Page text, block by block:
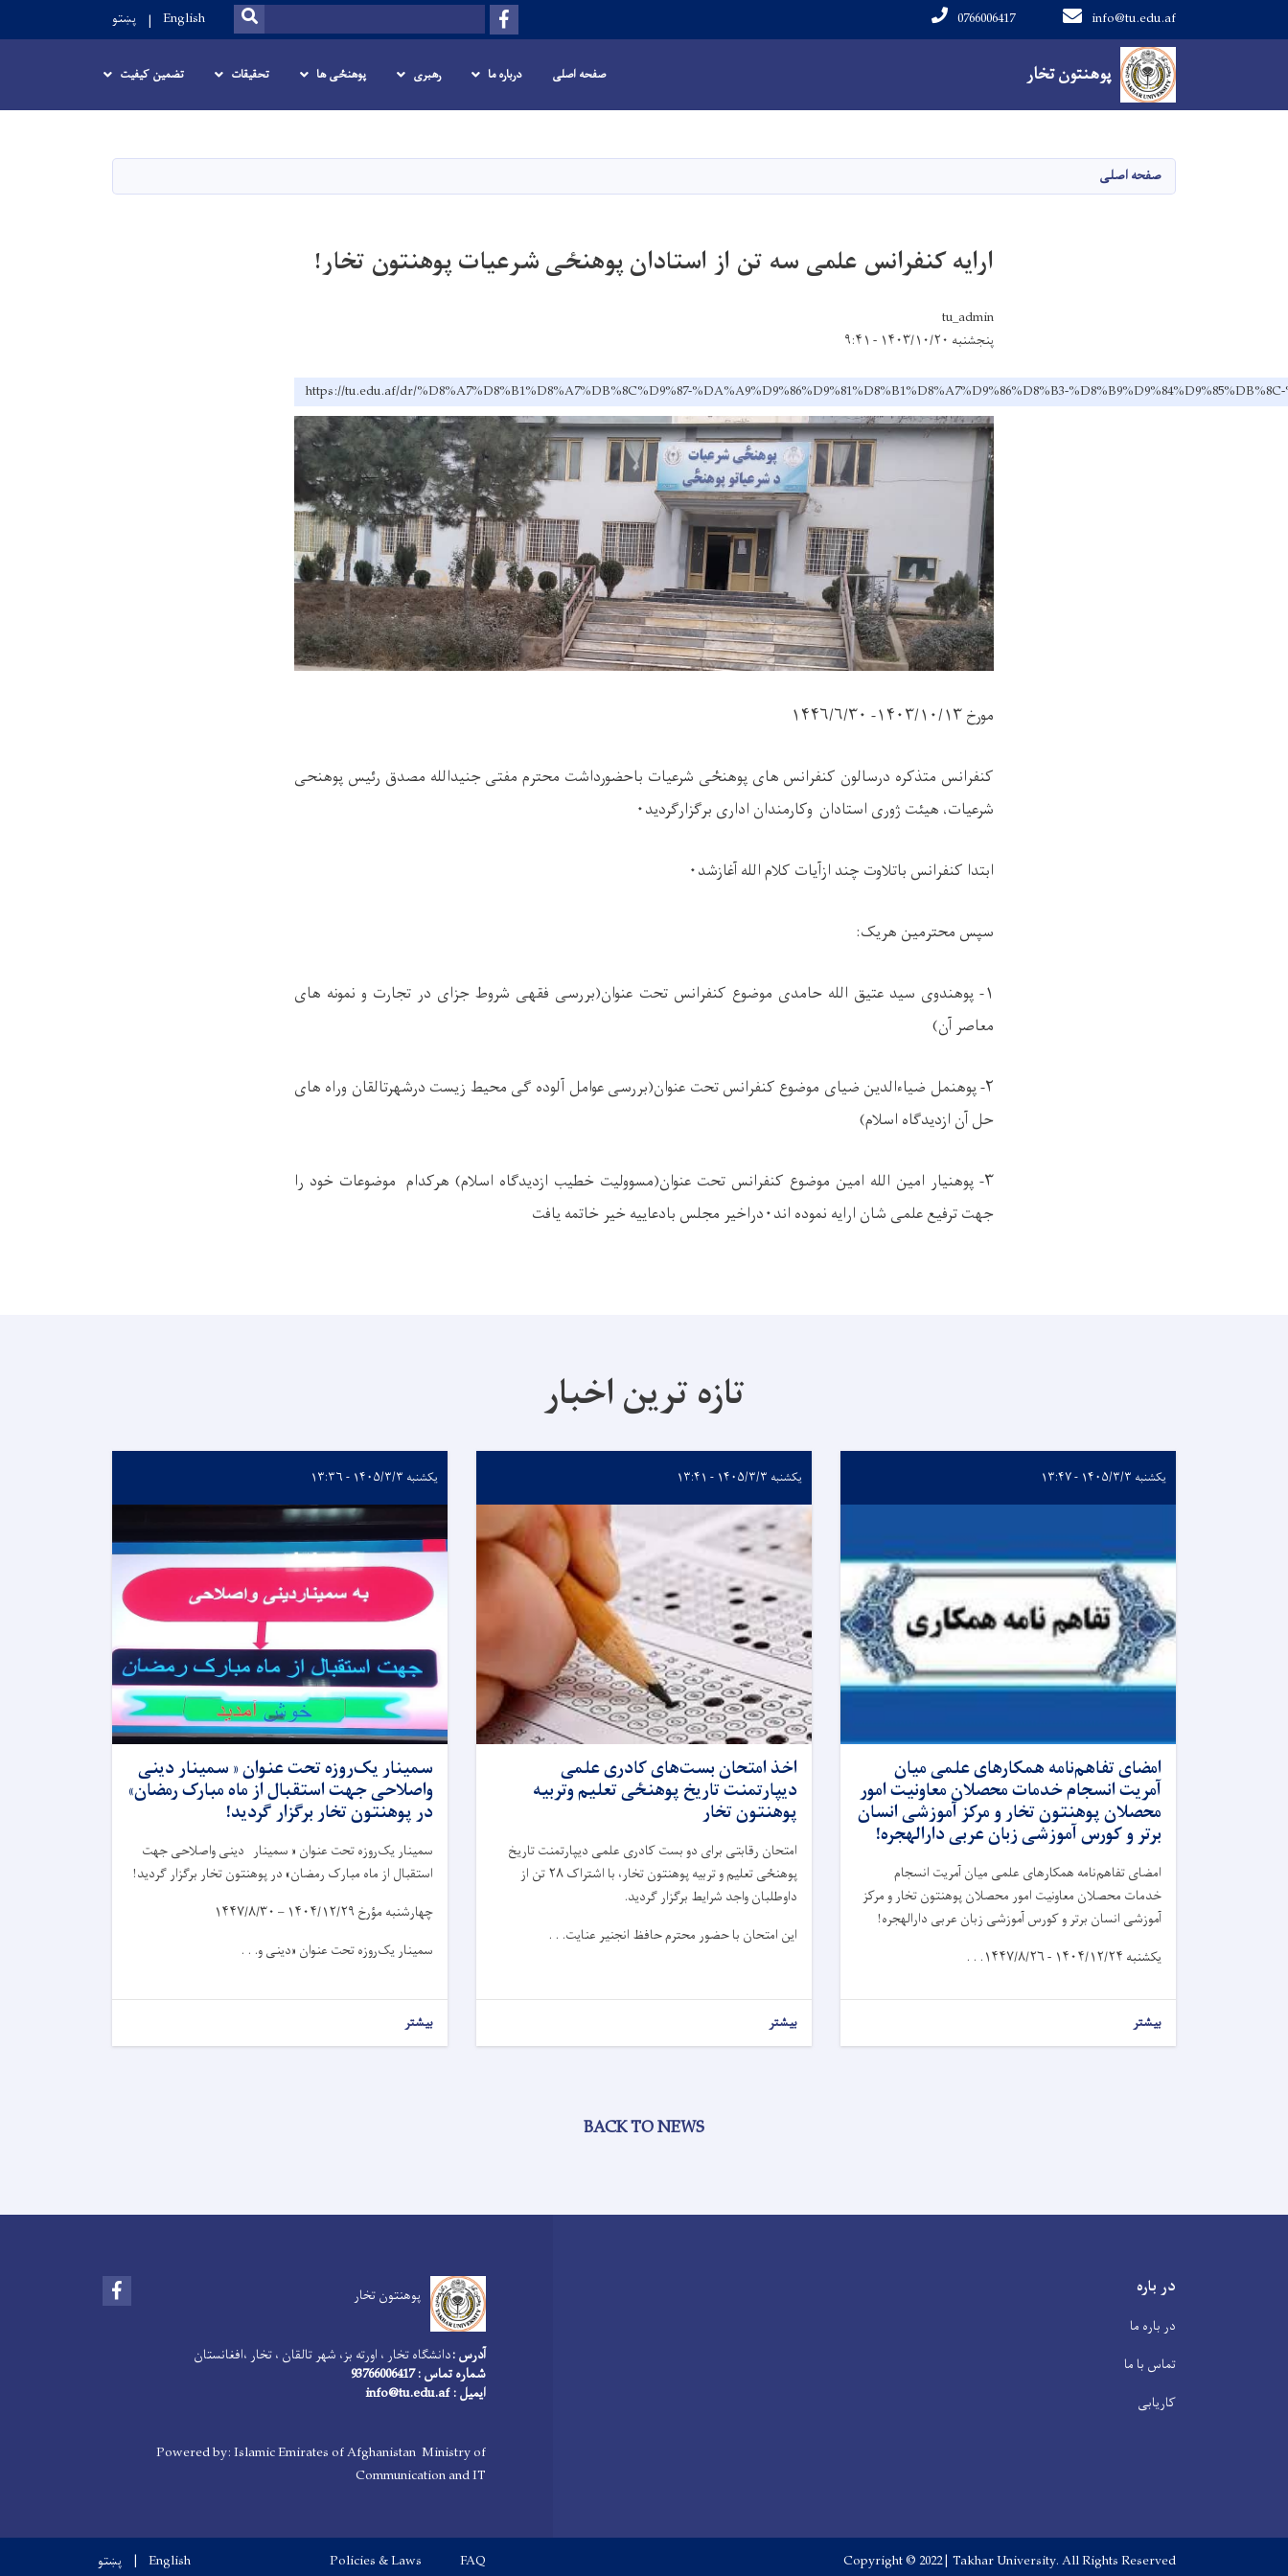
content
پوهنتون تخار
info@tu.edu.af
0766006417
Facebook
Search
SEARCH
English پښتو
Main navigation
پوهنتون تخار صفحه اصلی درباره ما رهبری پوهنځی ها تحقیقات تضمین کیفیت
صفحه اصلی
ارایه کنفرانس علمی سه تن از استادان پوهنځی شرعیات پوهنتون تخار!
tu_admin
پنجشنبه ۱۴۰۳/۱۰/۲۰ - ۹:۴۱
https://tu.edu.af/dr/%D8%A7%D8%B1%D8%A7%DB%8C%D9%87-%DA%A9%D9%86%D9%81%D8%B1%D8%A7%D9%86%D8%B3-
مورخ۱۴۰۳/۱۰/۱۳- ۱۴۴۶/۶/۳۰
کنفرانس متذکره درسالون کنفرانس های پوهنځی شرعیات باحضورداشت محترم مفتی جنیدالله مصدق رئیس پوهنحی
شرعیات، هیئت ژوری استادان وکارمندان اداری برگزارگردید۰
ابتدا کنفرانس باتلاوت چند ازآیات کلام الله آغازشد۰
سپس محترمین هریک:
۱- پوهندوی سید عتیق الله حامدی موضوع کنفرانس تحت عنوان‌(بررسی فقهی شروط جزای در تجارت و نمونه های
معاصر آن)
۲- پوهنمل ضیاءالدین ضیای موضوع کنفرانس تحت عنوان(بررسی عوامل آلوده گی محیط زیست درشهرتالقان وراه های
حل آن ازدیدگاه اسلام)
۳- پوهنیار امین الله امین موضوع کنفرانس تحت عنوان(مسوولیت خطیب ازدیدگاه اسلام) هرکدام موضوعات خود را
جهت ترفیع علمی شان ارایه نموده اند۰دراخیر مجلس بادعاییه خیر خاتمه یافت
تازه ترین اخبار
یکشنبه ۱۴۰۵/۳/۳ - ۱۳:۴۷
امضای تفاهم‌نامه همکارهای علمی میان
آمریت انسجام خدمات محصلان معاونیت امور
محصلان پوهنتون تخار و مرکز آموزشی انسان
برتر و کورس آموزشی زبان عربی دارالهجره!
امضای تفاهم‌نامه همکارهای علمی میان آمریت انسجام
خدمات محصلان معاونیت امور محصلان پوهنتون تخار و مرکز
آموزشی انسان برتر و کورس آموزشی زبان عربی دارالهجره!
یکشنبه ۱۴۰۴/۱۲/۲۴ - ۱۴۴۷/۸/۲۶. . .
بیشتر
یکشنبه ۱۴۰۵/۳/۳ - ۱۳:۴۱
اخذ امتحان بست‌های کادری علمی
دیپارتمنت تاریخ پوهنځی تعلیم وتربیه
پوهنتون تخار
امتحان رقابتی برای دو بست کادری علمی دیپارتمنت تاریخ
پوهنځی تعلیم و تربیه پوهنتون تخار، با اشتراک۲۸تن از
داوطلبان واجد شرایط برگزار گردید.
این امتحان با حضور محترم حافظ انجنیر عنایت. . .
بیشتر
یکشنبه ۱۴۰۵/۳/۳ - ۱۳:۳۶
سمینار یک‌روزه تحت عنوان « سمینار دینی
واصلاحی جهت استقبال از ماه مبارک رمضان»
در پوهنتون تخار برگزار گردید!
سمینار یک‌روزه تحت عنوان « سمینار دینی واصلاحی جهت
استقبال از ماه مبارک رمضان» در پوهنتون تخار برگزار گردید!
چهارشنبه مؤرخ ۱۴۰۴/۱۲/۲۹ – ۱۴۴۷/۸/۳۰
سمینار یک‌روزه تحت عنوان «دینی و. . .
بیشتر
BACK TO NEWS
در باره
در باره ما
تماس با ما
کاریابی
پوهنتون تخار
آدرس :دانشگاه تخار ، اورته بز، شهر تالقان ، تخار ،افغانستان
شماره تماس : 93766006417
ایمیل : info@tu.edu.af
Powered by: Islamic Emirates of Afghanistan Ministry of
Communication and IT
Copyright © 2022 | Takhar University. All Rights Reserved
Footer menu
FAQ
Policies & Laws
English پښتو